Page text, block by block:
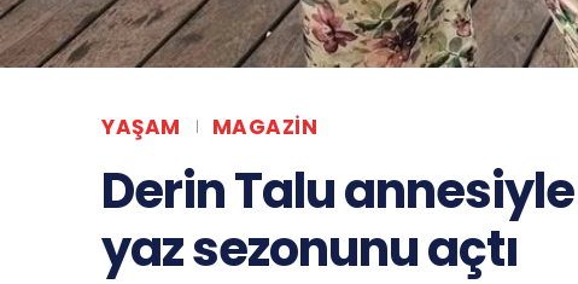
YAŞAM MAGAZIN
Derin Talu
yaz sezonunu açtı